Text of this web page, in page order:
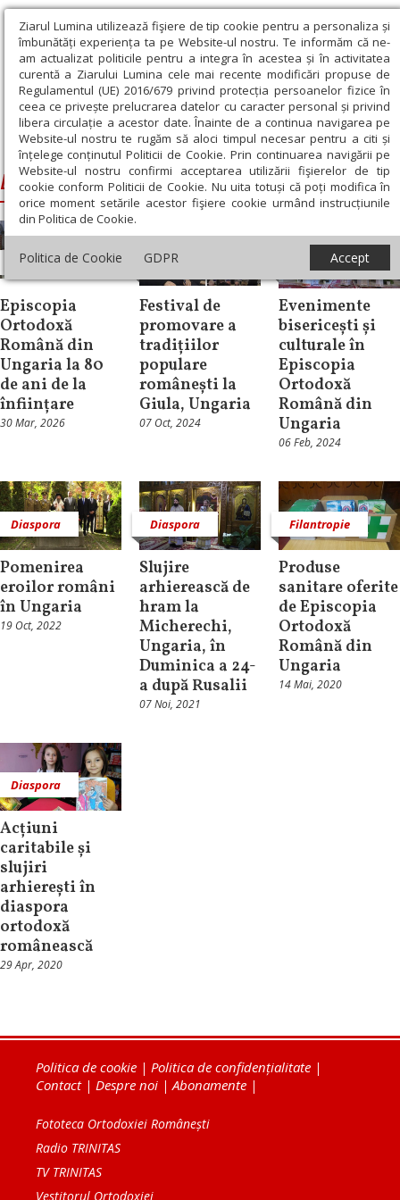
Ziarul Lumina utilizează fişiere de tip cookie pentru a personaliza și
îmbunătăți experiența ta pe Website-ul nostru. Te informăm că ne-
am actualizat politicile pentru a integra în acestea și în activitatea
curentă a Ziarului Lumina cele mai recente modificări propuse de
Regulamentul (UE) 2016/679 privind protecția persoanelor fizice în
ceea ce privește prelucrarea datelor cu caracter personal și privind
libera circulație a acestor date. Înainte de a continua navigarea pe
Website-ul nostru te rugăm să aloci timpul necesar pentru a citi și
înțelege conținutul Politicii de Cookie. Prin continuarea navigării pe
Website-ul nostru confirmi acceptarea utilizării fişierelor de tip
cookie conform Politicii de Cookie. Nu uita totuși că poți modifica în
orice moment setările acestor fişiere cookie urmând instrucțiunile
din Politica de Cookie.
Politica de Cookie GDPR Accept
Ziarul Lumina › Episcopia Ortodoxă Română din Ungaria
Episcopia Ortodoxă Română din Ungaria
Știri
Episcopia
Ortodoxă
Română din
Ungaria la 80
de ani de la
înființare
30 Mar, 2026
Știri
Festival de
promovare a
tradițiilor
populare
românești la
Giula, Ungaria
07 Oct, 2024
Diaspora
Evenimente
bisericești și
culturale în
Episcopia
Ortodoxă
Română din
Ungaria
06 Feb, 2024
Diaspora
Pomenirea
eroilor români
în Ungaria
19 Oct, 2022
Diaspora
Slujire
arhierească de
hram la
Micherechi,
Ungaria, în
Duminica a 24-
a după Rusalii
07 Noi, 2021
Filantropie
Produse
sanitare oferite
de Episcopia
Ortodoxă
Română din
Ungaria
14 Mai, 2020
Diaspora
Acțiuni
caritabile și
slujiri
arhierești în
diaspora
ortodoxă
românească
29 Apr, 2020
Politica de cookie | Politica de confidențialitate |
Contact| Despre noi |Abonamente |
Fototeca Ortodoxiei Românești
Radio TRINITAS
TV TRINITAS
Vestitorul Ortodoxiei